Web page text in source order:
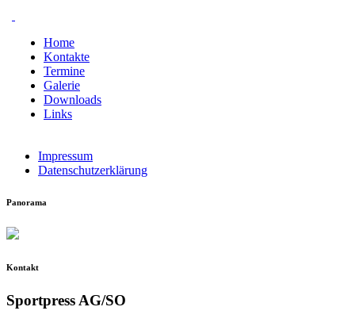
Home
Kontakte
Termine
Galerie
Downloads
Links
Impressum
Datenschutzerklärung
Panorama
Kontakt
Sportpress AG/SO